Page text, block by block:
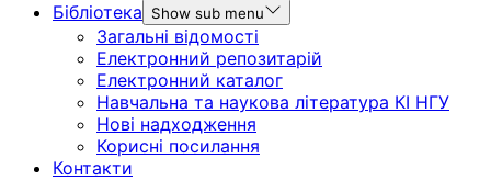
Бібліотека
Show sub menu
Загальні відомості
Електронний репозитарій
Електронний каталог
Навчальна та наукова література КІ НГУ
Нові надходження
Корисні посилання
Контакти